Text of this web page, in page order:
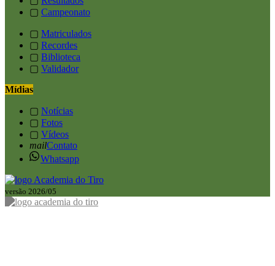
▢ Campeonato
▢ Matriculados
▢ Recordes
▢ Biblioteca
▢ Validador
Mídias
▢ Notícias
▢ Fotos
▢ Vídeos
mailContato
Whatsapp
versão 2026/05